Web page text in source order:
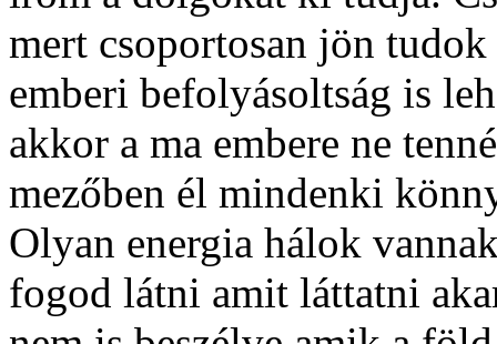
mert csoportosan jön
emberi befolyásoltság is
akkor a ma embere ne
mezőben él mindenki
Olyan energia hálok
fogod látni amit láttatni